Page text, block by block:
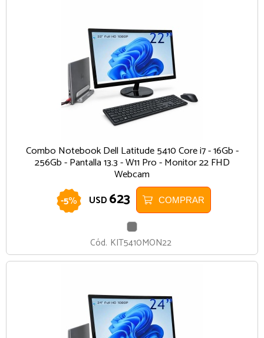
Combo Notebook Dell Latitude 5410 Core i7 - 16Gb -
256Gb - Pantalla 13.3 - W11 Pro - Monitor 22 FHD
Webcam
-5% USD 623 COMPRAR
Cód. KIT5410MON22